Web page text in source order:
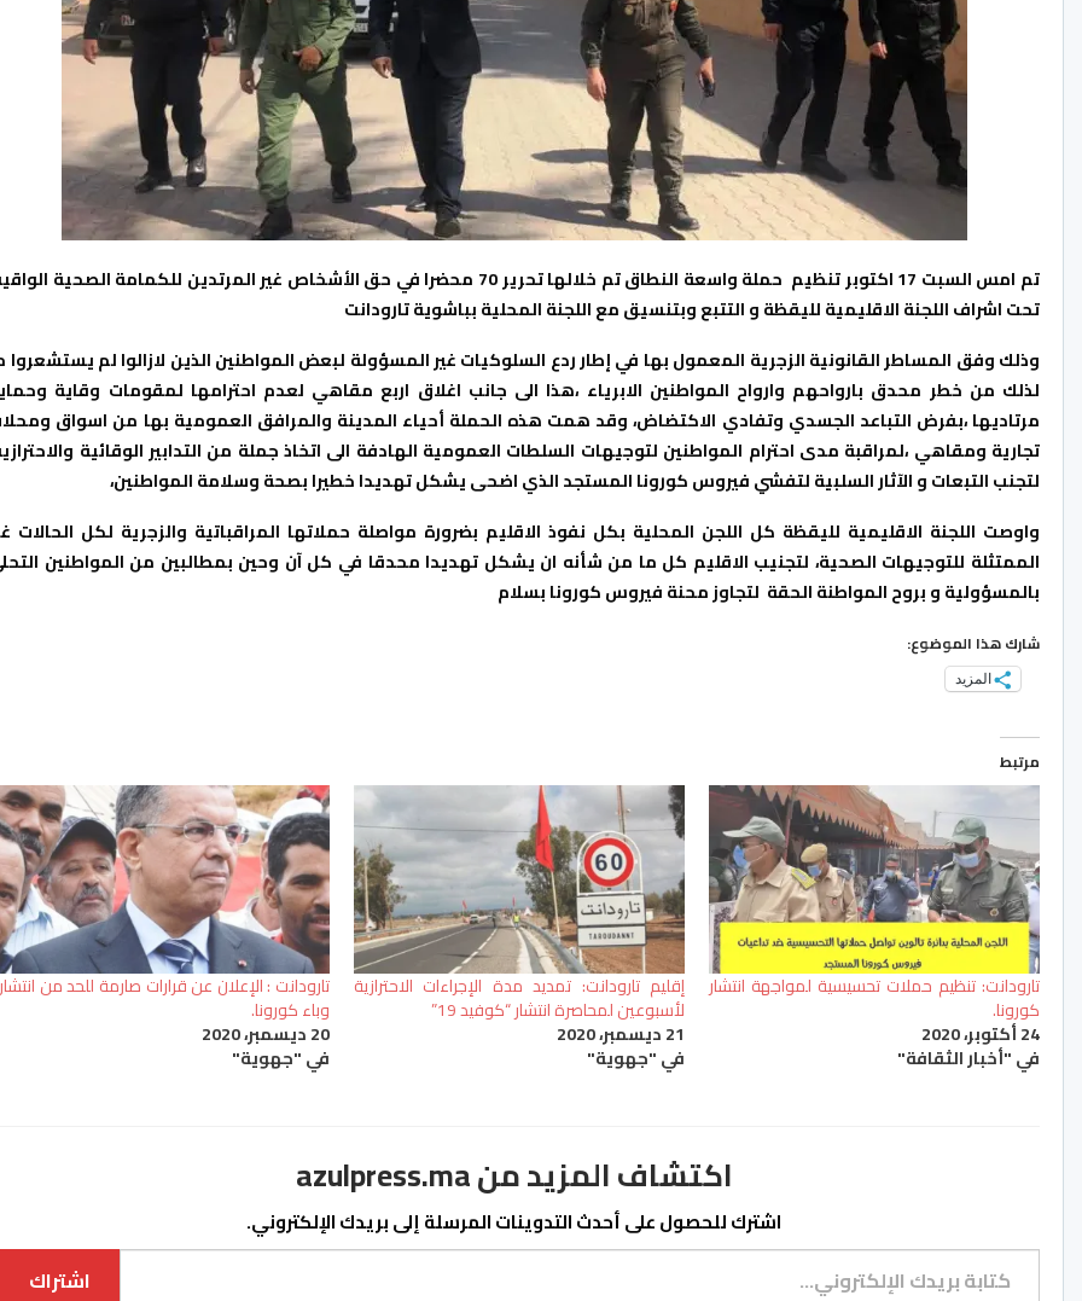
تم امس السبت 17 اكتوبر تنظيم حملة واسعة النطاق تم خلالها تحرير 70 محضرا في حق الأشخاص غير المرتدين للكمامة الصحية
تحت اشراف اللجنة الاقليمية لليقظة و التتبع وبتنسيق مع اللجنة المحلية بباشوية تارودانت
وذلك وفق المساطر القانونية الزجرية المعمول بها في إطار ردع السلوكيات غير المسؤولة لبعض المواطنين الذين لازالوا لم يستشعروا
لذلك من خطر محدق بارواحهم وارواح المواطنين الابرياء ،هذا الى جانب اغلاق اربع مقاهي لعدم احترامها لمقومات وقاية
مرتاديها ،بفرض التباعد الجسدي وتفادي الاكتضاض، وقد همت هذه الحملة أحياء المدينة والمرافق العمومية بها من اسواق
تجارية ومقاهي ،لمراقبة مدى احترام المواطنين لتوجيهات السلطات العمومية الهادفة الى اتخاذ جملة من التدابير الوقائية
لتجنب التبعات و الآثار السلبية لتفشي فيروس كورونا المستجد الذي اضحى يشكل تهديدا خطيرا بصحة وسلامة المواطنين،
واوصت اللجنة الاقليمية لليقظة كل اللجن المحلية بكل نفوذ الاقليم بضرورة مواصلة حملاتها المراقباتية والزجرية لكل الحالات
الممتثلة للتوجيهات الصحية، لتجنيب الاقليم كل ما من شأنه ان يشكل تهديدا محدقا في كل آن وحين بمطالبين من المواطنين
بالمسؤولية و بروح المواطنة الحقة لتجاوز محنة فيروس كورونا بسلام
شارك هذا الموضوع:
المزيد
مرتبط
تارودانت: تنظيم حملات تحسيسية لمواجهة انتشار
كورونا.
24 أكتوبر، 2020
في "أخبار الثقافة"
إقليم تارودانت: تمديد مدة الإجراءات الاحترازية
لأسبوعين لمحاصرة انتشار “كوفيد 19”
21 ديسمبر، 2020
في "جهوية"
تارودانت : الإعلان عن قرارات صارمة للحد من انتشار
وباء كورونا.
20 ديسمبر، 2020
في "جهوية"
اكتشاف المزيد من azulpress.ma
اشترك للحصول على أحدث التدوينات المرسلة إلى بريدك الإلكتروني.
كتابة بريدك الإلكتروني...
اشتراك